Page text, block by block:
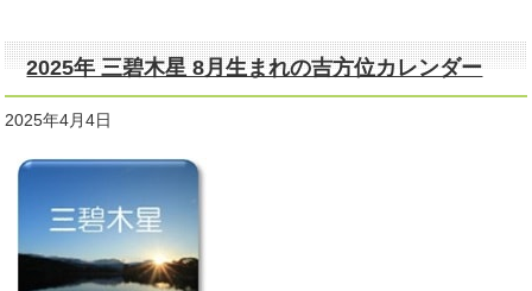
2025年 三碧木星 8月生まれの吉方位カレンダー
2025年4月4日